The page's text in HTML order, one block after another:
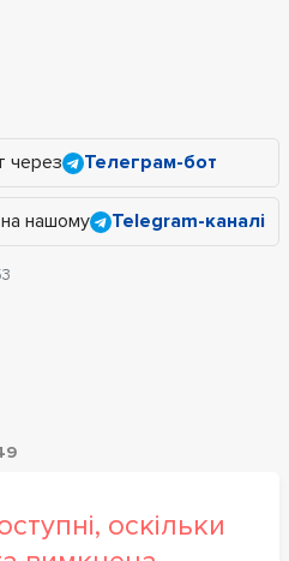
через Телеграм-бот
на нашому Telegram-каналі
оскільки